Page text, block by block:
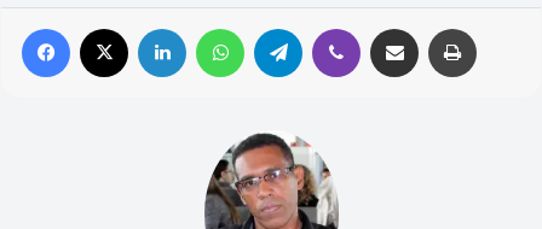
Facebook Linkedin WhatsAppTelegram Viber Compartilhar via e-mail